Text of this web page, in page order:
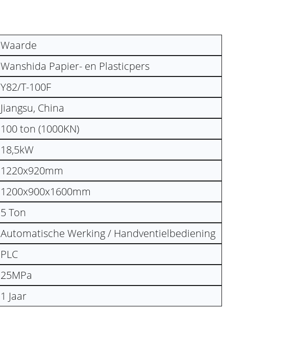
Waarde
Wanshida Papier- en Plasticpers
Y82/T-100F
Jiangsu, China
100 ton (1000KN)
18,5kW
1220x920mm
1200x900x1600mm
5 Ton
Automatische Werking / Handventielbediening
PLC
25MPa
1 Jaar